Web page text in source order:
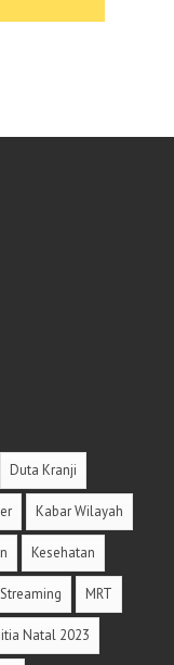
Duta Kranji
Kabar Wilayah
Kesehatan
MRT
Natal 2023